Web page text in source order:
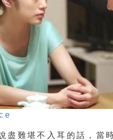
盡難堪不入耳的話，當